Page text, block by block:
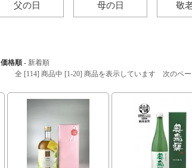
父の日 母の日 敬
価格順 - 新着順
全 [114] 商品中 [1-20] 商品を表示しています 次のペ